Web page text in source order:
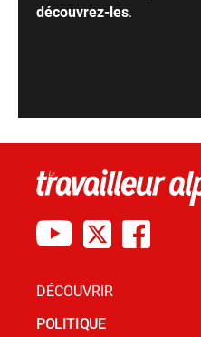
découvrez-les.
DÉCOUVRIR
POLITIQUE